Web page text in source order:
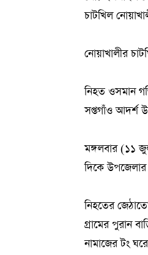
চাটখিল
নোয়াখালীর
নিহত ওসমান
সপ্তগাঁও আদর্শ
মঙ্গলবার (১১
দিকে উপজেলার
নিহতের
গ্রামের পুরান
নামাজের টং